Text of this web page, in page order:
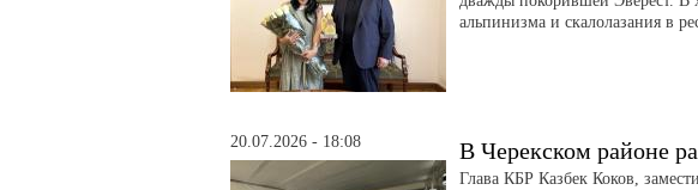
альпинизма и скалолазания в
20.07.2026 - 18:08 В Черекском районе
Глава КБР Казбек Коков,